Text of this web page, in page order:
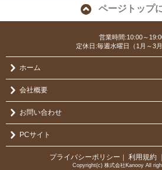
ページトップ
営業時間:10:00～
定休日:毎週水曜日（1月～3月
ホーム
会社概要
お問い合わせ
PCサイト
プライバシーポリシー 利用規約
Copyright(c) 株式会社Kanooy All